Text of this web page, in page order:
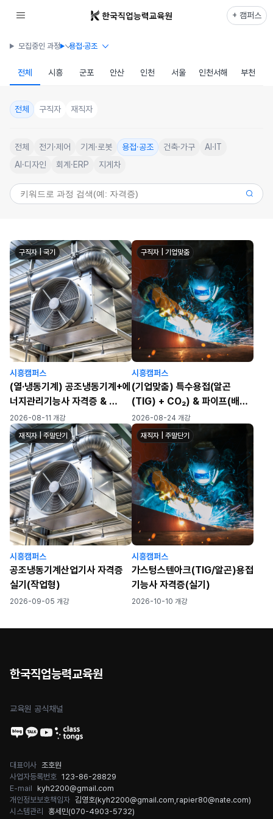
+ 캠퍼스
모집중인 과정 용접·공조
전체 시흥 군포 안산 인천 서울 인천서해 부천
전체 구직자 재직자
전체 전기·제어 기계·로봇 용접·공조 건축·가구
AI·IT
AI·디자인
회계·ERP 지게차
구직자 | 국기
시흥캠퍼스
(열·냉동기계) 공조냉동기계+에
너지관리기능사 자격증 &
열냉동설비 설치 실무
2026-08-11 개강
구직자 | 기업맞춤
시흥캠퍼스
(기업맞춤) 특수용접(알곤
(TIG) + CO₂) & 파이프(배
관),
스테인리스/알루미늄 용접 실무
★가스텅스텐아크용접기능사
대비 가능★
2026-08-24 개강
재직자 | 주말단기
시흥캠퍼스
공조냉동기계산업기사 자격증
실기(작업형)
2026-09-05 개강
재직자 | 주말단기
시흥캠퍼스
가스텅스텐아크(TIG/알곤)용접
기능사 자격증(실기)
2026-10-10 개강
한국직업능력교육원
교육원 공식채널
대표이사 조호원
사업자등록번호 123-86-28829
E-mail kyh2200@gmail.com
개인정보보호책임자 김영호(kyh2200@gmail.com rapier80@nate.com)
시스템관리
홍세민(070-4903-5732)